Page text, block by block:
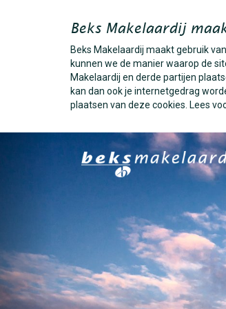
Beks Makelaardij
Beks Makelaardij maakt gebruik
kunnen we de manier waarop de
Makelaardij en derde partijen
kan dan ook je internetgedrag
plaatsen van deze cookies. Lees